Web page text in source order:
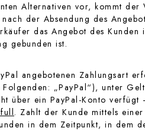
Alternativen vor, kommt
der Absendung des
das Angebot des
gebunden ist.
angebotenen Zahlungsart
„PayPal“), unter
über ein PayPal-Konto
. Zahlt der Kunde mittels
in dem Zeitpunkt, in dem